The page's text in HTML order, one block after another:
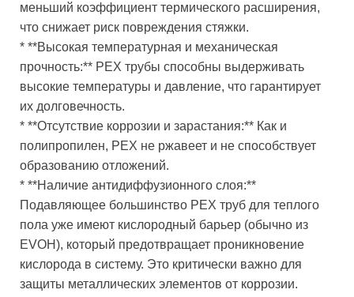
меньший коэффициент термического расширения,
что снижает риск повреждения стяжки.
* **Высокая температурная и механическая
прочность:** PEX трубы способны выдерживать
высокие температуры и давление, что гарантирует
их долговечность.
* **Отсутствие коррозии и зарастания:** Как и
полипропилен, PEX не ржавеет и не способствует
образованию отложений.
* **Наличие антидиффузионного слоя:**
Подавляющее большинство PEX труб для теплого
пола уже имеют кислородный барьер (обычно из
EVOH), который предотвращает проникновение
кислорода в систему. Это критически важно для
защиты металлических элементов от коррозии.